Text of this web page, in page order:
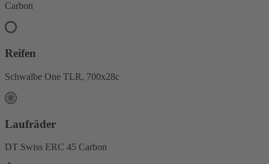
Carbon
Reifen
Schwalbe One TLR, 700x28c
Laufräder
DT Swiss ERC 45 Carbon